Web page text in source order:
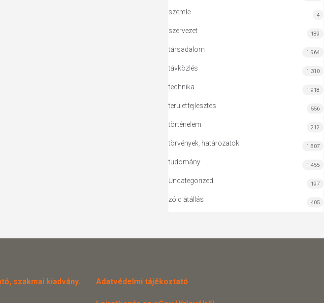
szemle 4
szervezet 189
társadalom 1 964
távközlés 1 310
technika 1 918
területfejlesztés 556
történelem 212
törvények, határozatok 1 807
tudomány 1 455
Uncategorized 197
zöld átállás 405
szakmai kiadvány.
Adatvédelmi tájékoztató